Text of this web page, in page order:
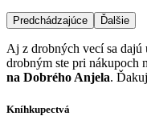
Predchádzajúce Ďalšie
Aj z drobných vecí sa
drobným ste pri nákupoch
na Dobrého Anjela.
Kníhkupectvá